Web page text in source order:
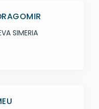
SIMERIA